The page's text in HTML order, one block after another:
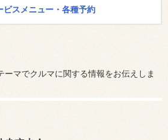
ビスメニュー・各種予約
ーマでクルマに関する情報をお伝えしま